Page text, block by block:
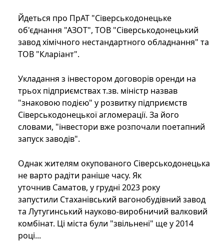
Йдеться про ПрАТ "Сіверськодонецьке
об'єднання "АЗОТ", ТОВ "Сіверськодонецький
завод хімічного нестандартного обладнання" та
ТОВ "Кларіант".
Укладання з інвестором договорів оренди на
трьох підприємствах т.зв. міністр назвав
"знаковою подією" у розвитку підприємств
Сіверськодонецької агломерації. За його
словами, "інвестори вже розпочали поетапний
запуск заводів".
Однак жителям окупованого Сіверськодонецька
не варто радіти раніше часу. Як
уточнив Саматов, у грудні 2023 року
запустили Стаханівський вагонобудівний завод
та Лутугинський науково-виробничий валковий
комбінат. Ці міста були "звільнені" ще у 2014
році...